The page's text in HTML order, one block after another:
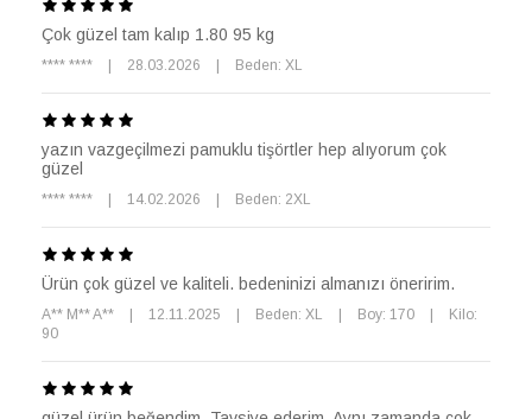
Çok güzel tam kalıp 1.80 95 kg
**** **** | 28.03.2026 | Beden: XL
yazın vazgeçilmezi pamuklu tişörtler hep alıyorum çok
güzel
**** **** | 14.02.2026 | Beden: 2XL
Ürün çok güzel ve kaliteli. bedeninizi almanızı öneririm.
A** M** A** | 12.11.2025 | Beden: XL | Boy: 170 |
Kilo:
90